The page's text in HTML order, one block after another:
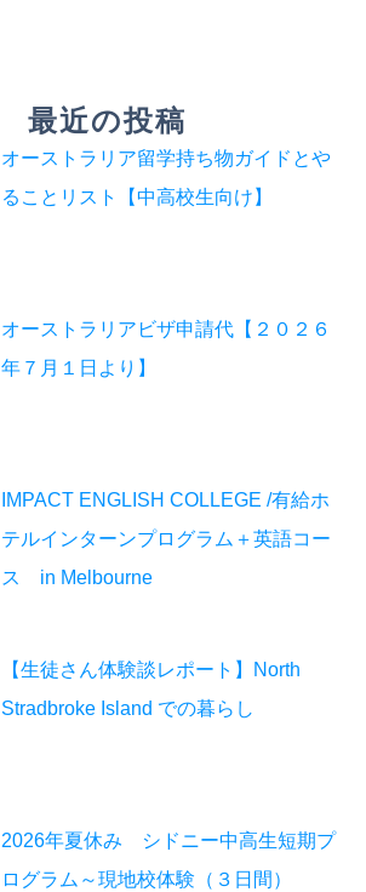
最近の投稿
オーストラリア留学持ち物ガイドとや
ることリスト【中高校生向け】
オーストラリアビザ申請代【２０２６
年７月１日より】
IMPACT ENGLISH COLLEGE /有給ホ
テルインターンプログラム＋英語コー
ス in Melbourne
【生徒さん体験談レポート】North
Stradbroke Island での暮らし
2026年夏休み シドニー中高生短期プ
ログラム～現地校体験（３日間）